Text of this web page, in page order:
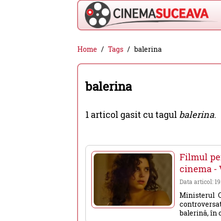
Cinema
Suceava
-
filme
cinema,
evenimente
Suceava
Home Tags balerina
balerina
1 articol gasit cu tagul balerina.
Filmul
cinema -
Data articol:
Ministerul
balerină, în